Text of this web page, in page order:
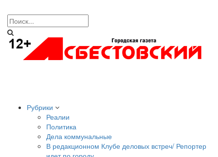
Рубрики
Реалии
Политика
Дела коммунальные
В редакционном Клубе деловых встреч/ Репортер